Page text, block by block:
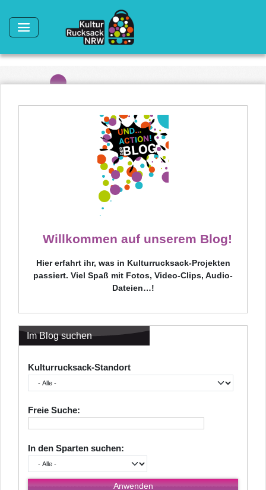
Willkommen auf unserem Blog!
Hier erfahrt ihr, was in Kulturrucksack-Projekten
passiert. Viel Spaß mit Fotos, Video-Clips, Audio-
Dateien…!
Im Blog suchen
Kulturrucksack-Standort
Freie Suche:
In den Sparten suchen: